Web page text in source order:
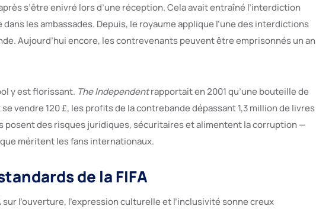
s’être enivré lors d’une réception. Cela avait entraîné l’interdiction
dans les ambassades. Depuis, le royaume applique l’une des interdictions
Aujourd’hui encore, les contrevenants peuvent être emprisonnés un an
y est florissant. The Independentrapportait en 2001 qu’une bouteille de
vendre 120 £, les profits de la contrebande dépassant 1,3 million de livres
posent des risques juridiques, sécuritaires et alimentent la corruption —
méritent les fans internationaux.
de la FIFA
sur l’ouverture, l’expression culturelle et l’inclusivité sonne creux